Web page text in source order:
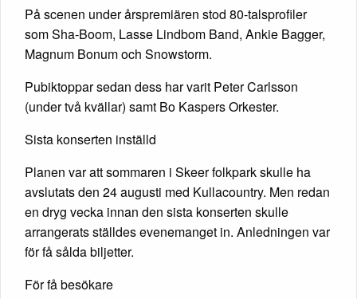
På scenen under årspremiären stod 80-talsprofiler
som Sha-Boom, Lasse Lindbom Band, Ankie Bagger,
Magnum Bonum och Snowstorm.
Pubiktoppar sedan dess har varit Peter Carlsson
(under två kvällar) samt Bo Kaspers Orkester.
Sista konserten inställd
Planen var att sommaren i Skeer folkpark skulle ha
avslutats den 24 augusti med Kullacountry. Men redan
en dryg vecka innan den sista konserten skulle
arrangerats ställdes evenemanget in. Anledningen var
för få sålda biljetter.
För få besökare